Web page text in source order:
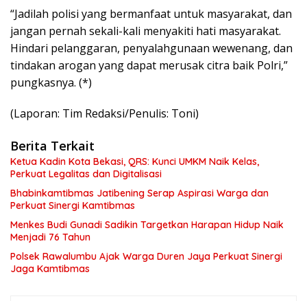
“Jadilah polisi yang bermanfaat untuk masyarakat, dan
jangan pernah sekali-kali menyakiti hati masyarakat.
Hindari pelanggaran, penyalahgunaan wewenang, dan
tindakan arogan yang dapat merusak citra baik Polri,”
pungkasnya. (*)
(Laporan: Tim Redaksi/Penulis: Toni)
Berita Terkait
Ketua Kadin Kota Bekasi, QRS: Kunci UMKM Naik Kelas,
Perkuat Legalitas dan Digitalisasi
Bhabinkamtibmas Jatibening Serap Aspirasi Warga dan
Perkuat Sinergi Kamtibmas
Menkes Budi Gunadi Sadikin Targetkan Harapan Hidup Naik
Menjadi 76 Tahun
Polsek Rawalumbu Ajak Warga Duren Jaya Perkuat Sinergi
Jaga Kamtibmas